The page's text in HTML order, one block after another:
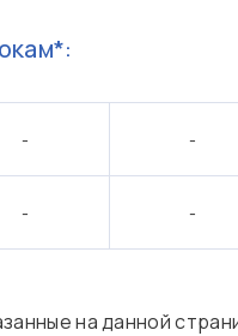
- -
- -
на данной